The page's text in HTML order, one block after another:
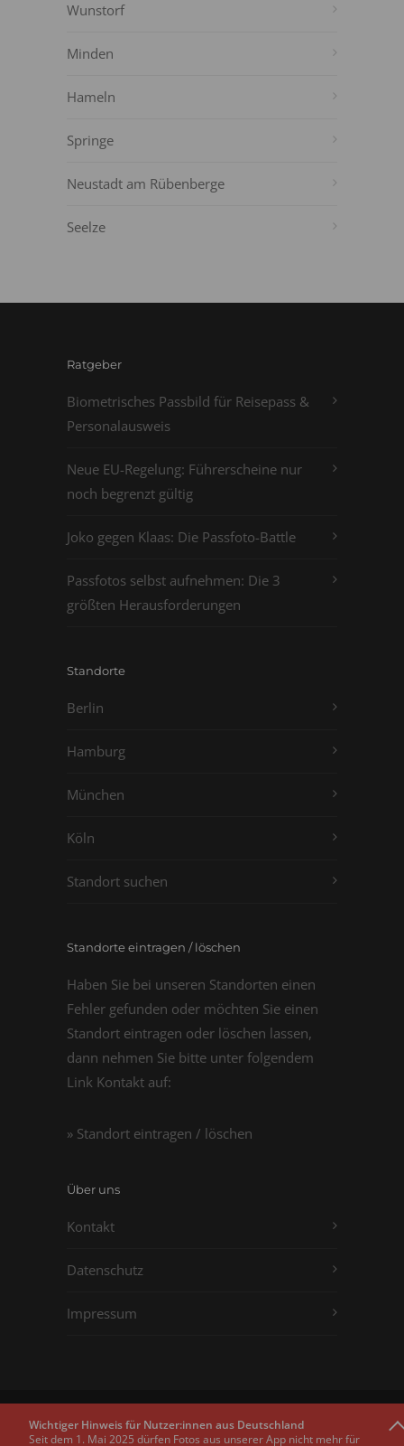
Wunstorf
Minden
Hameln
Springe
Neustadt am Rübenberge
Seelze
Ratgeber
Biometrisches Passbild für Reisepass &
Personalausweis
Neue EU-Regelung: Führerscheine nur
noch begrenzt gültig
Joko gegen Klaas: Die Passfoto-Battle
Passfotos selbst aufnehmen: Die 3
größten Herausforderungen
Standorte
Berlin
Hamburg
München
Köln
Standort suchen
Standorte eintragen / löschen
Haben Sie bei unseren Standorten einen
Fehler gefunden oder möchten Sie einen
Standort eintragen oder löschen lassen,
dann nehmen Sie bitte unter folgendem
Link Kontakt auf:
» Standort eintragen / löschen
Über uns
Kontakt
Datenschutz
Impressum
Copyright © 2011 - 2026
Wichtiger Hinweis für Nutzer:innen aus Deutschland
Seit dem 1. Mai 2025 dürfen Fotos aus unserer App nicht mehr für